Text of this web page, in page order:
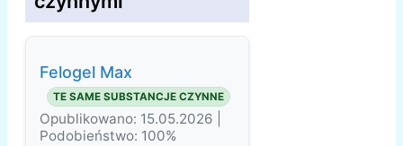
Felogel Мax
TE SAME SUBSTANCJE CZYNNE
Opublikowano: 15.05.2026 |
Podobieństwo: 100%